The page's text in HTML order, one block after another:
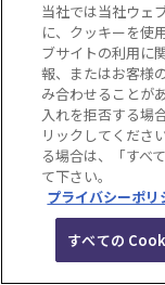
木工ブース・
スの違いと選
境負荷を徹底比
2026.03.31
装飾
当社では当社ウェ
に、クッキーを使
ブサイトの利用に
報、またはお客様
み合わせることが
入れを拒否する場
リックしてくださ
る場合は、「すべ
て下さい。
プライバシーポリ
すべての